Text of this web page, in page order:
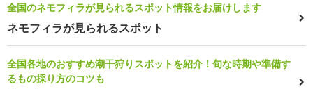
全国のネモフィラが見られるスポット情報をお届けします
ネモフィラが見られるスポット
全国各地のおすすめ潮干狩りスポットを紹介！旬な時期や準備す
るもの採り方のコツも